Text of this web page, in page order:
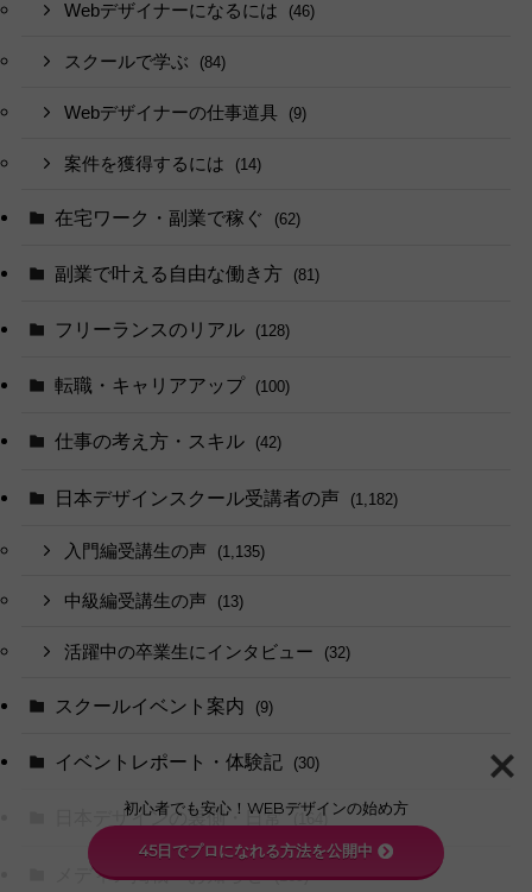
Webデザイナーになるには (46)
スクールで学ぶ (84)
Webデザイナーの仕事道具 (9)
案件を獲得するには (14)
在宅ワーク・副業で稼ぐ (62)
副業で叶える自由な働き方 (81)
フリーランスのリアル (128)
転職・キャリアアップ (100)
仕事の考え方・スキル (42)
日本デザインスクール受講者の声 (1,182)
入門編受講生の声 (1,135)
中級編受講生の声 (13)
活躍中の卒業生にインタビュー (32)
スクールイベント案内 (9)
イベントレポート・体験記 (30)
日本デザインの裏側・日常 (164)
メディア掲載・お知らせ
初心者でも安心！WEBデザインの始め方
45日でプロになれる方法を公開中